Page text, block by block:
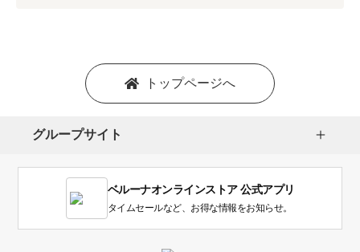
い
トップページへ
グループサイト
ベルーナオンラインストア 公式アプリ
タイムセールなど、お得な情報をお知らせ。